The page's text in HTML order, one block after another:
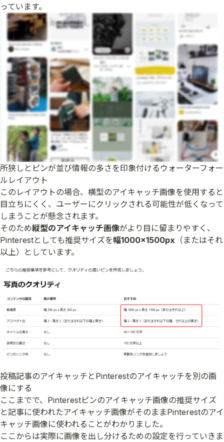
っています。
所狭しとピンが並び情報の多さを印象付けるウォーターフォー
ルレイアウト
このレイアウトの場合、横型のアイキャッチ画像を使用すると
目立ちにくく、ユーザーにクリックされる可能性が低くなって
しまうことが懸念されます。
そのため縦型のアイキャッチ画像がより目に留まりやすく、
Pinterestとしても推奨サイズを幅1000×1500px （またはそれ
以上）としています。
投稿記事のアイキャッチとPinterestのアイキャッチを別の画
像にする
ここまでで、Pinterestピンのアイキャッチ画像の推奨サイズ
と記事に使われたアイキャッチ画像がそのままPinterestのアイ
キャッチ画像に使われることがわかりました。
ここからは実際に画像を出し分けるための設定を行っていきま